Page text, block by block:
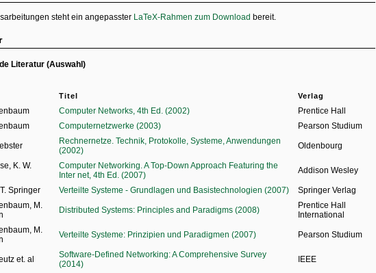
steht ein angepasster LaTeX-Rahmen zum Download bereit.
Literatur (Auswahl)
Titel Verlag
Computer Networks, 4th Ed. (2002)
Prentice Hall
Computernetzwerke (2003) Pearson Studium
Rechnernetze. Technik, Protokolle, Systeme, Anwendungen
(2002)
Oldenbourg
K. W.
Computer Networking. A Top-Down Approach Featuring the
Inter net, 4th Ed. (2007)
Addison Wesley
Springer Verteilte Systeme - Grundlagen und Basistechnologien (2007)
Springer Verlag
M.
Distributed Systems: Principles and Paradigms (2008)
Prentice Hall
International
M.
Verteilte Systeme: Prinzipien und Paradigmen (2007) Pearson Studium
et. al
Software-Defined Networking: A Comprehensive Survey
(2014)
IEEE